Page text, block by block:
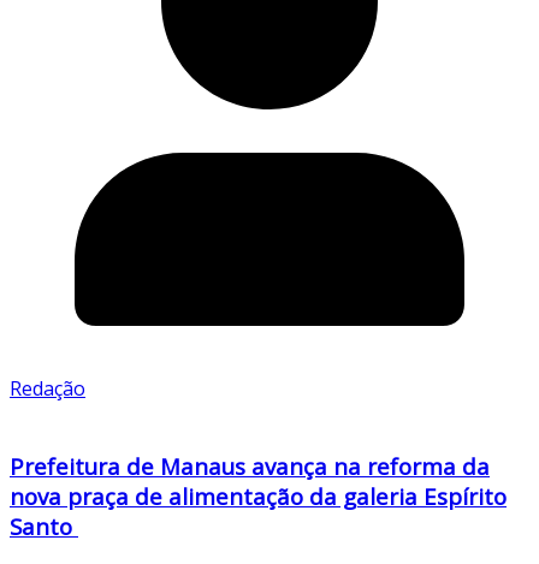
Redação
Prefeitura de Manaus avança na reforma da
nova praça de alimentação da galeria Espírito
Santo